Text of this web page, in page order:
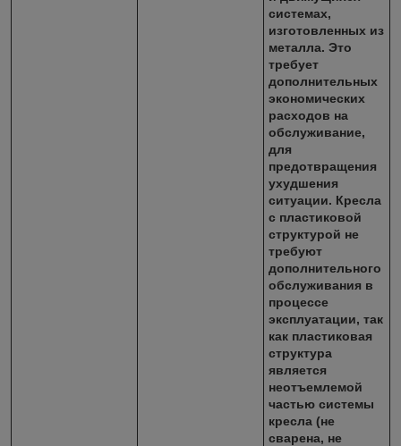
системах,
изготовленных из
металла. Это
требует
дополнительных
экономических
расходов на
обслуживание,
для
предотвращения
ухудшения
ситуации. Кресла
с пластиковой
структурой не
требуют
дополнительного
обслуживания в
процессе
эксплуатации, так
как пластиковая
структура
является
неотъемлемой
частью системы
кресла (не
сварена, не